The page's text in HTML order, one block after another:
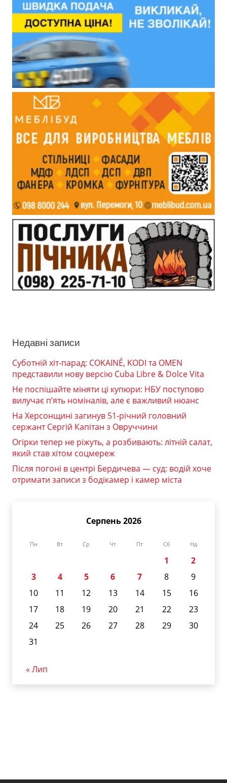
Недавні записи
Суботній хіт-парад: COKAINÉ, KODI та OMEN
представили нову версію Cuba Libre & Dolce Vita
Не поспішайте міняти ці купюри: НБУ поступово
вилучає п’ять номіналів, але є важливий нюанс
На Херсонщині загинув 51-річний головний
сержант Сергій Капітан з Овруччини
Огірки тепер не ріжуть, а розбивають: літній салат,
який став хітом соцмереж
Після погоні в центрі Бердичева — суд: водій хоче
отримати записи з бодікамер і камер міста
Серпень 2026
Пн Вт Ср Чт Пт Сб Нд
1
2
3
4 5 6 7 8
9
10
11 12 13 14 15
16
17
18 19 20 21 22
23
24
25 26 27 28 29
30
31
« Лип